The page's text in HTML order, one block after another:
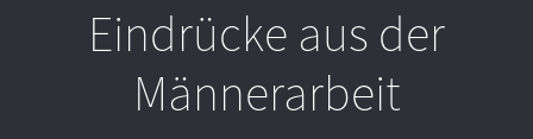
Eindrücke aus der
Männerarbeit